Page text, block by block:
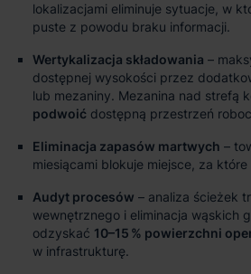
lokalizacjami eliminuje sytuacje, w
puste z powodu braku informacji.
Wertykalizacja składowania –
dostępnej wysokości przez
lub mezaniny. Mezanina nad strefą
podwoić dostępną przestrzeń
Eliminacja zapasów martwych –
miesiącami blokuje miejsce, za które
Audyt procesów – analiza ścieżek
wewnętrznego i eliminacja wąskich
odzyskać 10–15 % powierzchni
w infrastrukturę.